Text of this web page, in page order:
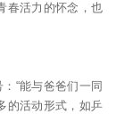
春活力的怀念，也
“能与爸爸们一同
的活动形式，如乒